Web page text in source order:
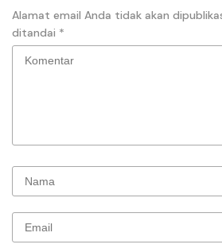
Alamat email Anda tidak akan
ditandai *